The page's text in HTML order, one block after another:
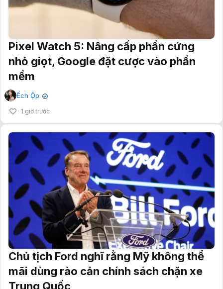
Pixel Watch 5: Nâng cấp phần cứng
nhỏ giọt, Google đặt cược vào phần
mềm
Ếch Ộp ✔
1 giờ trước
Chủ tịch Ford nghĩ rằng Mỹ không thể
mãi dùng rào cản chính sách chặn xe
Trung Quốc